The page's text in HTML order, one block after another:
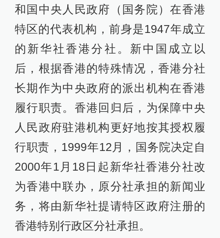
和国中央人民政府（国务院）在香港
特区的代表机构，前身是1947年成立
的新华社香港分社。新中国成立以
后，根据香港的特殊情况，香港分社
长期作为中央政府的派出机构在香港
履行职责。香港回归后，为保障中央
人民政府驻港机构更好地按其授权履
行职责，1999年12月，国务院决定自
2000年1月18日起新华社香港分社改
为香港中联办，原分社承担的新闻业
务，将由新华社提请特区政府注册的
香港特别行政区分社承担。